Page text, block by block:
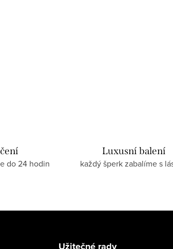
do 24 hodin
Luxusní balení
každý šperk zabalíme s